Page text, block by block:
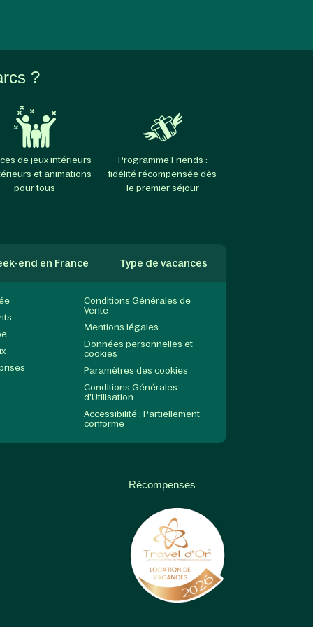
?
de jeux intérieurs
et animations
pour tous
Programme Friends :
fidélité récompensée dès
le premier séjour
end en France Type de vacances
Conditions Générales de
Vente
Mentions légales
Données personnelles et
cookies
Paramètres des cookies
Conditions Générales
d'Utilisation
Accessibilité : Partiellement
conforme
Récompenses